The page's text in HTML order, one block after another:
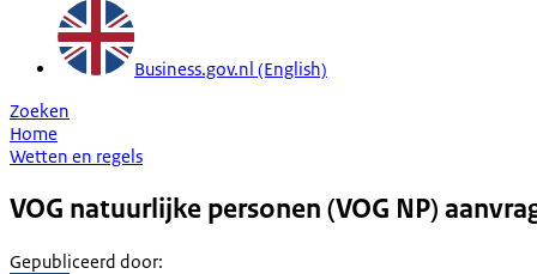
Business.gov.nl (English)
Zoeken
Home
Wetten en regels
VOG natuurlijke personen (VOG NP)
Gepubliceerd door: